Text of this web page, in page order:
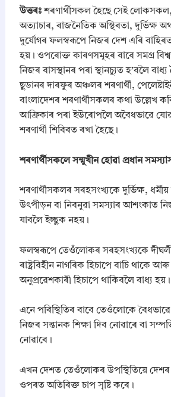
উত্তৰঃশৰণাৰ্থীসকল হৈছে সেই
অত্যাচাৰ, ৰাজনৈতিক অস্থিৰতা, দুৰ্ভিক্ষ
দুৰ্যোগৰ ফলস্বৰূপে নিজৰ দেশ এৰি
হয়। ওপৰোক্ত কাৰণসমূহৰ বাবে সমগ্ৰ
নিজৰ বাসস্থানৰ পৰা স্থানচ্যুত হ’বলৈ
ছুডানৰ দাৰফুৰ অঞ্চলৰ শৰণাৰ্থী,
বাংলাদেশৰ শৰণাৰ্থীসকলৰ কথা উল্লেখ
আফ্ৰিকাৰ পৰা ইউৰোপলৈ অবৈধভাৱে
শৰণাৰ্থী শিবিৰত ৰখা হৈছে।
​শৰণাৰ্থীসকলে সন্মুখীন হোৱা প্ৰধান
​শৰণাৰ্থীসকলৰ সৰহসংখ্যকে দুৰ্ভিক্ষ,
উৎপীড়ন বা নিবনুৱা সমস্যাৰ আশংকাত
যাবলৈ ইচ্ছুক নহয়।
​ফলস্বৰূপে তেওঁলোকৰ সৰহসংখ্যকে
ৰাষ্ট্ৰবিহীন নাগৰিক হিচাপে বাচি থাকে
অনুপ্ৰৱেশকাৰী হিচাপে থাকিবলৈ বাধ্য হয়।
​এনে পৰিস্থিতিৰ বাবে তেওঁলোকে
নিজৰ সন্তানক শিক্ষা দিব নোৱাৰে বা
নোৱাৰে।
​এখন দেশত তেওঁলোকৰ উপস্থিতিয়ে
ওপৰত অতিৰিক্ত চাপ সৃষ্টি কৰে।